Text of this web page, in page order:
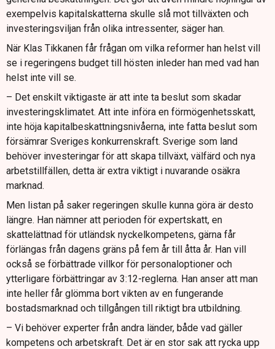
exempelvis kapitalskatterna skulle slå mot tillväxten och
investeringsviljan från olika intressenter, säger han.
När Klas Tikkanen får frågan om vilka reformer han helst vill
se i regeringens budget till hösten inleder han med vad han
helst inte vill se.
– Det enskilt viktigaste är att inte ta beslut som skadar
investeringsklimatet. Att inte införa en förmögenhetsskatt,
inte höja kapitalbeskattningsnivåerna, inte fatta beslut som
försämrar Sveriges konkurrenskraft. Sverige som land
behöver investeringar för att skapa tillväxt, välfärd och nya
arbetstillfällen, detta är extra viktigt i nuvarande osäkra
marknad.
Men listan på saker regeringen skulle kunna göra är desto
längre. Han nämner att perioden för expertskatt, en
skattelättnad för utländsk nyckelkompetens, gärna får
förlängas från dagens gräns på fem år till åtta år. Han vill
också se förbättrade villkor för personaloptioner och
ytterligare förbättringar av 3:12-reglerna. Han anser att man
inte heller får glömma bort vikten av en fungerande
bostadsmarknad och tillgången till riktigt bra utbildning.
– Vi behöver experter från andra länder, både vad gäller
kompetens och arbetskraft. Det är en stor sak att rycka upp